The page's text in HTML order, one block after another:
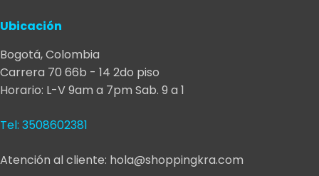
de
producto
Ubicación
Bogotá, Colombia
Carrera 70 66b - 14 2do piso
Horario: L-V 9am a 7pm Sab. 9 a 1
Tel: 3508602381
Atención al cliente: hola@shoppingkra.com